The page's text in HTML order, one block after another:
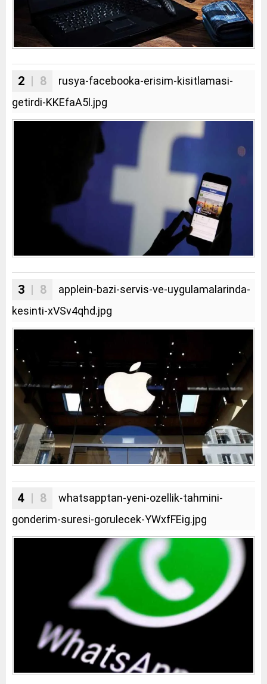
2 | 8
rusya-facebooka-erisim-kisitlamasi-
getirdi-KKEfaA5l.jpg
3 | 8
applein-bazi-servis-ve-uygulamalarinda-
kesinti-xVSv4qhd.jpg
4 | 8
whatsapptan-yeni-ozellik-tahmini-
gonderim-suresi-gorulecek-YWxfFEig.jpg